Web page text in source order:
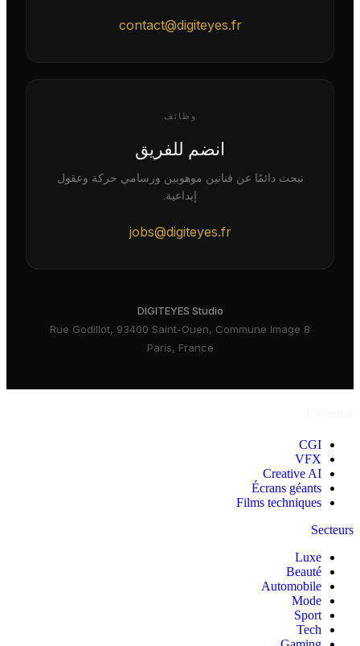
contact@digiteyes.fr
وظائف
انضم للفريق
نبحث دائمًا عن فنانين موهوبين ورسامي حركة وعقول
إبداعية.
jobs@digiteyes.fr
DIGITEYES Studio
8 Rue Godillot, 93400 Saint-Ouen, Commune Image
Paris, France
CGI
VFX
Creative AI
Écrans géants
Films techniques
Secteurs
Luxe
Beauté
Automobile
Mode
Sport
Tech